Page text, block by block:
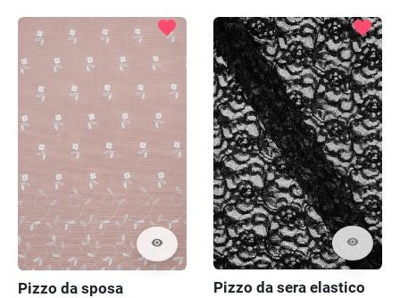
visibility
favorite
Pizzo da sposa
visibility
favorite
Pizzo da sera elastico